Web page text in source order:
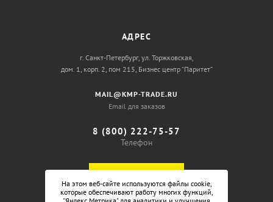
АДРЕС
г. Санкт-Петербург, ул. Торжковская,
дом. 1, корп. 2, пом 215, Бизнес центр “Паритет”
MAIL@KMP-TRADE.RU
Email для заказов
8 (800) 222-75-57
Телефон
На этом веб-сайте используются файлы cookie,
которые обеспечивают работу многих функций,